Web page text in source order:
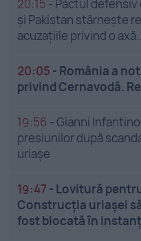
20:15 - Pactul defensiv
și Pakistan stârnește
acuzațiile privind o
20:05 - România a
privind Cernavodă.
19:56 -Gianni
presiunilor după
uriașe
19:47 - Lovitură
Construcția uriașei
fost blocată în